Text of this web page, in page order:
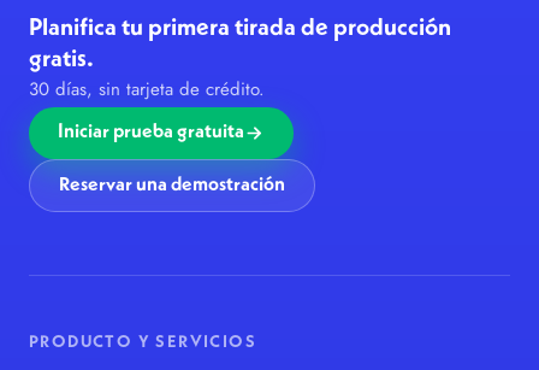
Planifica tu primera tirada de producción
gratis.
30 días, sin tarjeta de crédito.
Iniciar prueba gratuita
Reservar una demostración
PRODUCTO Y SERVICIOS